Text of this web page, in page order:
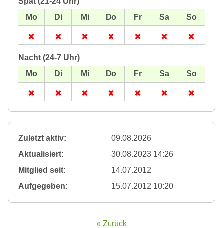
Nacht (24-7 Uhr)
Zuletzt aktiv:
09.08.2026
Aktualisiert:
30.08.2023 14:26
Mitglied seit:
14.07.2012
Aufgegeben:
15.07.2012 10:20
« Zurück